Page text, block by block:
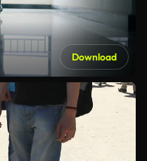
Download